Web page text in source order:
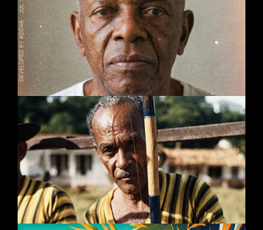
Mestre Bimba
IA
Motion
Técnicas
Mestre Pastinha
IA
Motion
Técnicas